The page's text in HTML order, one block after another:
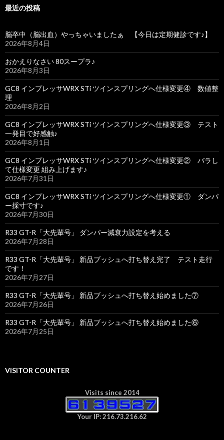
最近の投稿
脳卒中（脳出血）やっちゃいましたぁ 【今日は定期健診です♪】
2026年8月4日
おかえりなさい 80スープラ♪
2026年8月3日
GC8 インプレッサWRX STi ツインスプリングへ仕様変更④ 数値整
理
2026年8月2日
GC8 インプレッサWRX STi ツインスプリングへ仕様変更③ テスト
一発目で好感触♪
2026年8月1日
GC8 インプレッサWRX STi ツインスプリングへ仕様変更② バラし
て仕様変更 組み上げます♪
2026年7月31日
GC8 インプレッサWRX STi ツインスプリングへ仕様変更① ダンパ
ー採寸です♪
2026年7月30日
R33 GT-R「大先輩号」 ダンパー減衰力設定を考える
2026年7月28日
R33 GT-R「大先輩号」 新品ブッシュへ打ち替え完了 テスト走行
です！
2026年7月27日
R33 GT-R「大先輩号」 新品ブッシュへ打ち替え始めました⑦
2026年7月26日
R33 GT-R「大先輩号」 新品ブッシュへ打ち替え始めました⑥
2026年7月25日
VISITOR COUNTER
Visits since 2014
Your IP: 216.73.216.62